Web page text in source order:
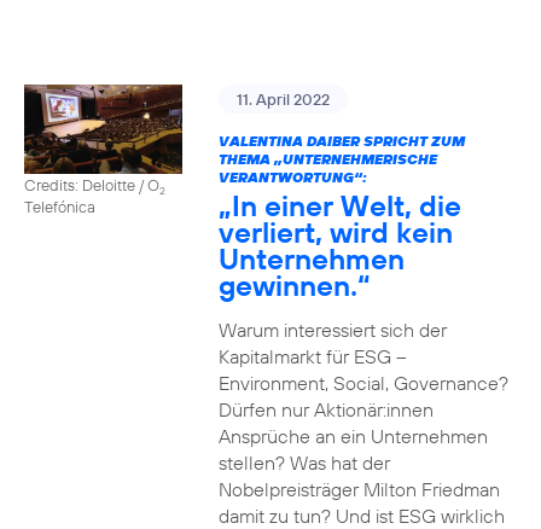
Credits: Deloitte / O2
Telefónica
11. April 2022
VALENTINA DAIBER SPRICHT ZUM
THEMA „UNTERNEHMERISCHE
VERANTWORTUNG“:
„In einer Welt, die
verliert, wird kein
Unternehmen
gewinnen.“
Warum interessiert sich der
Kapitalmarkt für ESG –
Environment, Social, Governance?
Dürfen nur Aktionär:innen
Ansprüche an ein Unternehmen
stellen? Was hat der
Nobelpreisträger Milton Friedman
damit zu tun? Und ist ESG wirklich